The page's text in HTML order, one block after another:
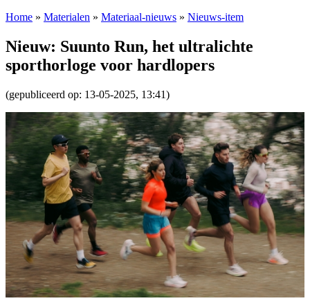
Home » Materialen » Materiaal-nieuws » Nieuws-item
Nieuw: Suunto Run, het ultralichte
sporthorloge voor hardlopers
(gepubliceerd op: 13-05-2025, 13:41)